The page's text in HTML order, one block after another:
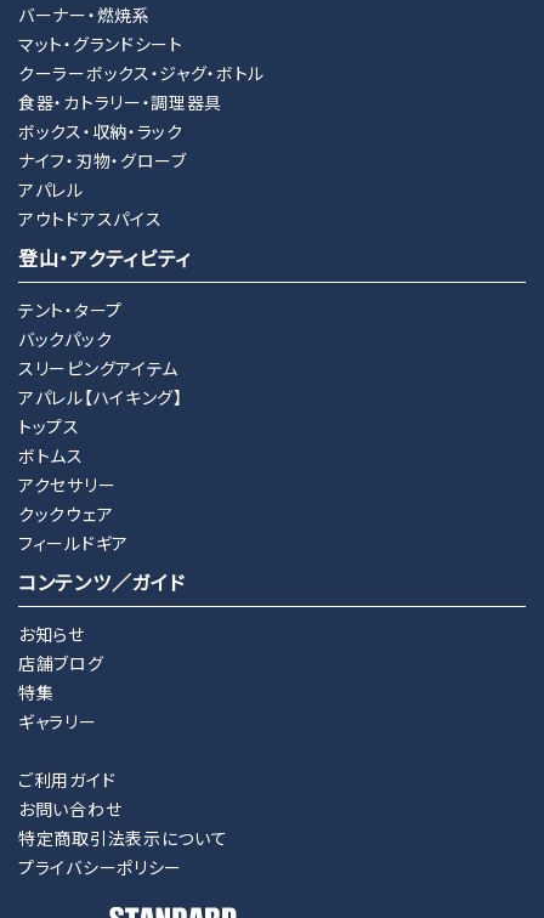
バーナー・燃焼系
マット・グランドシート
クーラーボックス・ジャグ・ボトル
食器・カトラリー・調理器具
ボックス・収納・ラック
ナイフ・刃物・グローブ
アパレル
アウトドアスパイス
登山・アクティビティ
テント・タープ
バックパック
スリーピングアイテム
アパレル【ハイキング】
トップス
ボトムス
アクセサリー
クックウェア
フィールドギア
コンテンツ／ガイド
お知らせ
店舗ブログ
特集
ギャラリー
ご利用ガイド
お問い合わせ
特定商取引法表示について
プライバシーポリシー